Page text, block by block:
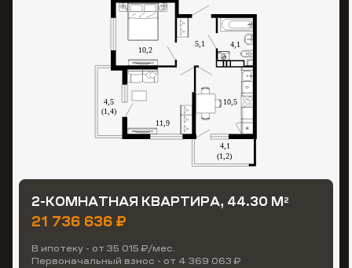
2-КОМНАТНАЯ КВАРТИРА, 44.30 М2
21 736 636 ₽
В ипотеку - от 35 015 ₽/мес.
Первоначальный взнос - от 4 369 063 ₽